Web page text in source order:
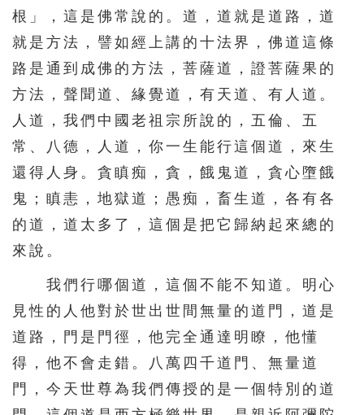
根」，這是佛常說的。道，道就是道路，道
就是方法，譬如經上講的十法界，佛道這條
路是通到成佛的方法，菩薩道，證菩薩果的
方法，聲聞道、緣覺道，有天道、有人道。
人道，我們中國老祖宗所說的，五倫、五
常、八德，人道，你一生能行這個道，來生
還得人身。貪瞋痴，貪，餓鬼道，貪心墮餓
鬼；瞋恚，地獄道；愚痴，畜生道，各有各
的道，道太多了，這個是把它歸納起來總的
來說。
我們行哪個道，這個不能不知道。明心
見性的人他對於世出世間無量的道門，道是
道路，門是門徑，他完全通達明瞭，他懂
得，他不會走錯。八萬四千道門、無量道
門，今天世尊為我們傳授的是一個特別的道